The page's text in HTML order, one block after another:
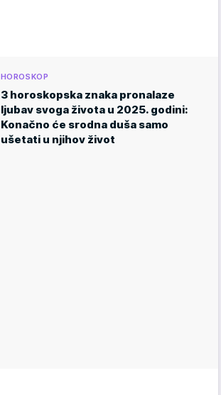
HOROSKOP
3 horoskopska znaka pronalaze
ljubav svoga života u 2025. godini:
Konačno će srodna duša samo
ušetati u njihov život